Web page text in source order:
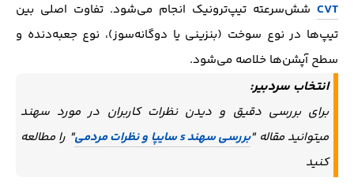
CVT شش‌سرعته تیپ‌ترونیک انجام می‌شود. تفاوت اصلی بین
تیپ‌ها در نوع سوخت (بنزینی یا دوگانه‌سوز)، نوع جعبه‌دنده و
سطح آپشن‌ها خلاصه می‌شود.
انتخاب سردبیر:
برای بررسی دقیق و دیدن نظرات کاربران در مورد سهند
میتوانید مقاله "بررسی سهند s سایپا و نظرات مردمی
" را مطالعه
کنید